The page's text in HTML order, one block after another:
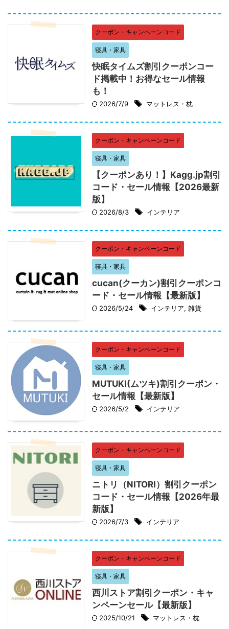
クーポン・キャンペーンコード
寝具・家具
快眠タイムズ割引クーポンコー
ド掲載中！お得なセール情報
も！
2026/7/9 マットレス・枕
クーポン・キャンペーンコード
寝具・家具
【クーポンあり！】Kagg.jp割引
コード・セール情報【2026最新
版】
2026/8/3 インテリア
クーポン・キャンペーンコード
寝具・家具
cucan(クーカン)割引クーポンコ
ード・セール情報【最新版】
2026/5/24 インテリア, 雑貨
クーポン・キャンペーンコード
寝具・家具
MUTUKI(ムツキ)割引クーポン・
セール情報【最新版】
2026/5/2 インテリア
クーポン・キャンペーンコード
寝具・家具
ニトリ（NITORI）割引クーポン
コード・セール情報【2026年最
新版】
2026/7/3 インテリア
クーポン・キャンペーンコード
寝具・家具
西川ストア割引クーポン・キャ
ンペーンセール【最新版】
2025/10/21 マットレス・枕